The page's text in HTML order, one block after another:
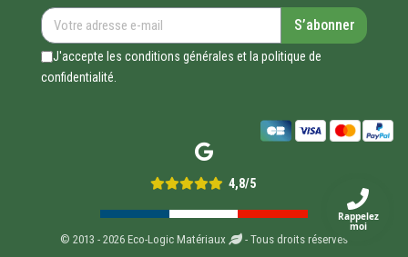
S’abonner
J'accepte les conditions générales et la politique de
confidentialité.
4,8/5
© 2013 - 2026 Eco-Logic Matériaux - Tous droits réservés
Rappelez
moi